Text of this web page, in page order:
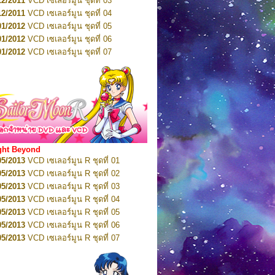
2016 DVD เซเลอร์มูน คริสตัล VOL.5
2016 DVD เซเลอร์มูน คริสตัล VOL.6
2016DVD เซเลอร์มูน คริสตัล VOL.7
2016DVD เซเลอร์มูน คริสตัล VOL.8
2017 DVD เซเลอร์มูน คริสตัล Box-Set
2011 VCD เซเลอร์มูน ชุดที่ 04
2012 VCD เซเลอร์มูน ชุดที่ 05
2012 VCD เซเลอร์มูน ชุดที่ 06
2012 VCD เซเลอร์มูน ชุดที่ 07
VCD เซเลอร์มูน ชุดที่ 08
VCD เซเลอร์มูน ชุดที่ 09
VCD เซเลอร์มูน ชุดที่ 10
2012VCD เซเลอร์มูน ชุดที่ 11
2012VCD เซเลอร์มูน ชุดที่ 12
2012VCD เซเลอร์มูน ชุดที่ 13
2012VCD เซเลอร์มูน ชุดที่ 14
2012 VCD เซเลอร์มูน ชุดที่ 15
VCD เซเลอร์มูน ชุดที่ 16
VCD เซเลอร์มูน ชุดที่ 17
VCD เซเลอร์มูน ชุดที่ 18
VCD เซเลอร์มูน ชุดที่ 19
VCD เซเลอร์มูน ชุดที่ 20
VCD เซเลอร์มูน ชุดที่ 21
VCD เซเลอร์มูน ชุดที่ 22
VCD เซเลอร์มูน ชุดที่ 23
DVD เซเลอร์มูน ชุดที่ 01
Beyond
2013 VCD เซเลอร์มูน R ชุดที่ 01
2013 VCD เซเลอร์มูน R ชุดที่ 02
2013 VCD เซเลอร์มูน R ชุดที่ 03
2013 VCD เซเลอร์มูน R ชุดที่ 04
2013 VCD เซเลอร์มูน R ชุดที่ 05
2013 VCD เซเลอร์มูน R ชุดที่ 06
2013 VCD เซเลอร์มูน R ชุดที่ 07
VCD เซเลอร์มูน R ชุดที่ 08
VCD เซเลอร์มูน R ชุดที่ 09